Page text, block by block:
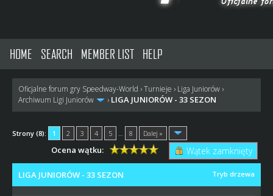
HOME SEARCH MEMBER LIST HELP
Oficjalne forum gry Speedway-World ›Turnieje › Liga Juniorów›
Archiwum Ligi Juniorów
› LIGA JUNIORÓW - 33 SEZON
Strony (8): 1 2 3 4 5 8 Dalej »
Wątek zamknięty
Ocena wątku:
Tryb drzewa
LIGA JUNIORÓW - 33 SEZON